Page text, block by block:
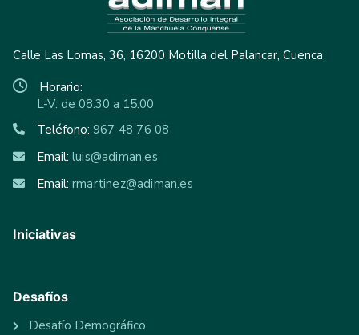
Calle Las Lomas, 36, 16200 Motilla del Palancar, Cuenca
Horario:
L-V: de 08:30 a 15:00
Teléfono: 967 48 76 08
Email: luis@adiman.es
Email: rmartinez@adiman.es
Iniciativas
Desafíos
Desafío Demográfico